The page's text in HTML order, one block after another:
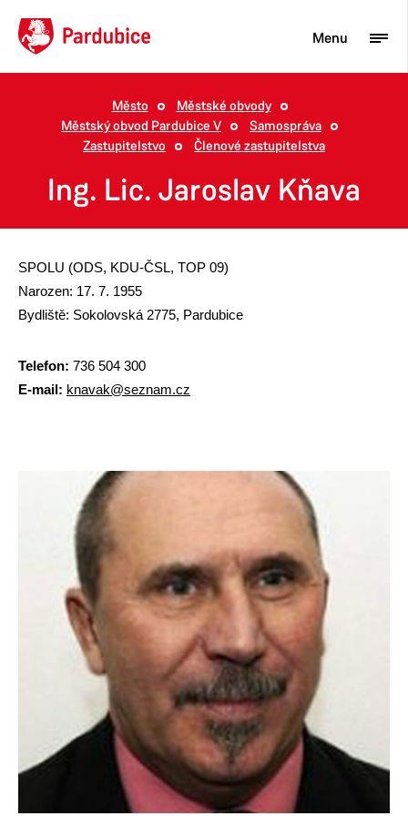
Turista
Občan
Město
Městské obvody
Městský obvod Pardubice V
Samospráva
Zastupitelstvo
Členové zastupitelstva
Ing. Lic. Jaroslav Kňava
SPOLU (ODS, KDU-ČSL, TOP 09)
Narozen: 17. 7. 1955
Bydliště: Sokolovská 2775, Pardubice
Telefon: 736 504 300
E-mail: knavak@seznam.cz
Menu